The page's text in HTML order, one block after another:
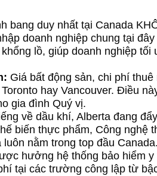
bang duy nhất tại Canada
doanh nghiệp chung tại
lồ, giúp doanh nghiệp
Giá bất động sản, chi phí
hay Vancouver. Điều
gia đình Quý vị.
về dầu khí, Alberta đang
biến thực phẩm, Công nghệ
nằm trong top đầu Canada.
hưởng hệ thống bảo hiểm
tại các trường công lập từ